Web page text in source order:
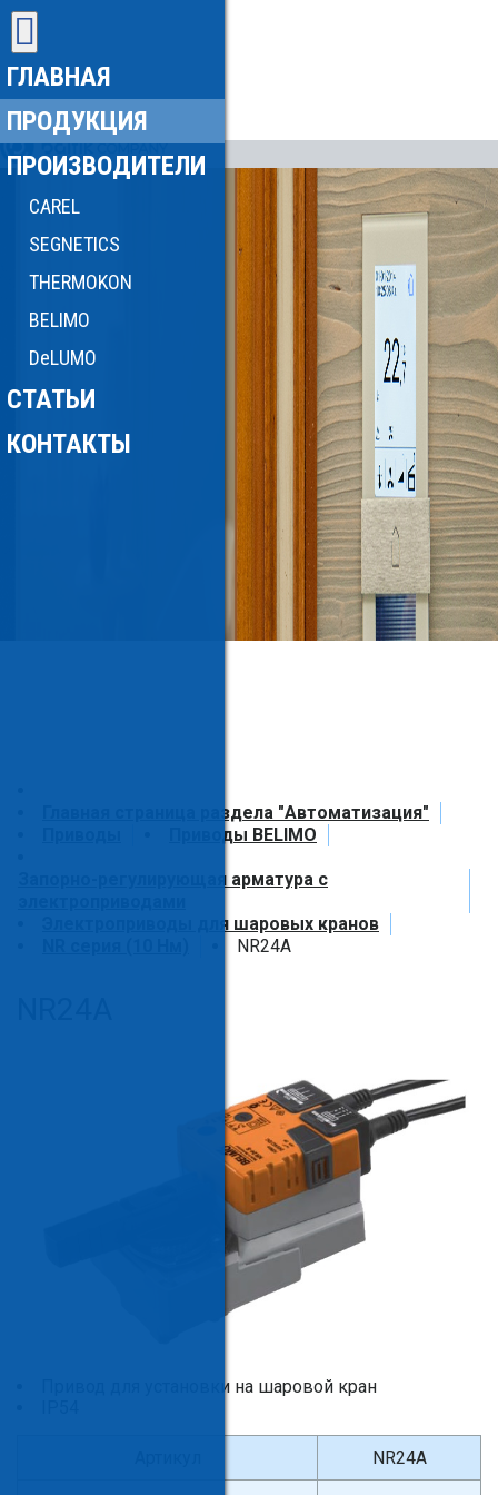
ГЛАВНАЯ
ПРОДУКЦИЯ
ПРОИЗВОДИТЕЛИ
CAREL
SEGNETICS
THERMOKON
BELIMO
DeLUMO
СТАТЬИ
КОНТАКТЫ
Главная страница раздела "Автоматизация"
Приводы BELIMO
Запорно-регулирующая арматура с
Электроприводы для шаровых кранов
NR24A
Привод для установки на шаровой кран
NR24A